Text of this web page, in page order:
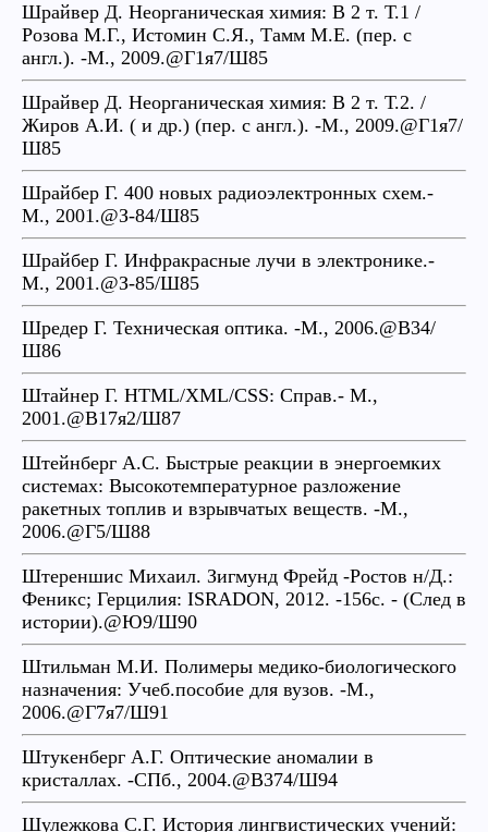
Шрайвер Д. Неорганическая химия: В 2 т. Т.1 /
Розова М.Г., Истомин С.Я., Тамм М.Е. (пер. с
англ.). -М., 2009.@Г1я7/Ш85
Шрайвер Д. Неорганическая химия: В 2 т. Т.2. /
Жиров А.И. ( и др.) (пер. с англ.). -М., 2009.@Г1я7/
Ш85
Шрайбер Г. 400 новых радиоэлектронных схем.-
М., 2001.@З-84/Ш85
Шрайбер Г. Инфракрасные лучи в электронике.-
М., 2001.@З-85/Ш85
Шредер Г. Техническая оптика. -М., 2006.@В34/
Ш86
Штайнер Г. HTML/XML/CSS: Справ.- М.,
2001.@В17я2/Ш87
Штейнберг А.С. Быстрые реакции в энергоемких
системах: Высокотемпературное разложение
ракетных топлив и взрывчатых веществ. -М.,
2006.@Г5/Ш88
Штереншис Михаил. Зигмунд Фрейд -Ростов н/Д.:
Феникс; Герцилия: ISRADON, 2012. -156с. - (След в
истории).@Ю9/Ш90
Штильман М.И. Полимеры медико-биологического
назначения: Учеб.пособие для вузов. -М.,
2006.@Г7я7/Ш91
Штукенберг А.Г. Оптические аномалии в
кристаллах. -СПб., 2004.@В374/Ш94
Шулежкова С.Г. История лингвистических учений: